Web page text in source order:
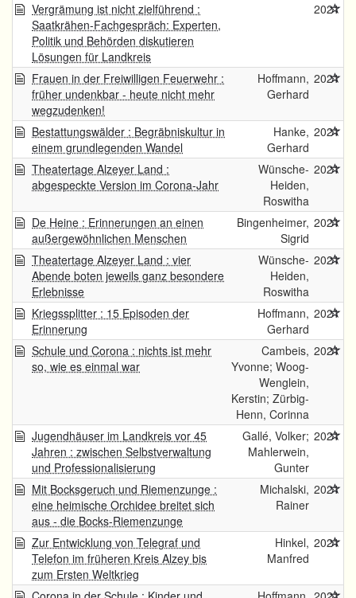
Vergrämung ist nicht zielführend :
Saatkrähen-Fachgespräch: Experten,
Politik und Behörden diskutieren
Lösungen für Landkreis
2021
Frauen in der Freiwilligen Feuerwehr :
früher undenkbar - heute nicht mehr
wegzudenken!
Hoffmann,
Gerhard
2021
Bestattungswälder : Begräbniskultur in
einem grundlegenden Wandel
Hanke,
Gerhard
2021
Theatertage Alzeyer Land :
abgespeckte Version im Corona-Jahr
Wünsche-
Heiden,
Roswitha
2021
De Heine : Erinnerungen an einen
außergewöhnlichen Menschen
Bingenheimer,
Sigrid
2021
Theatertage Alzeyer Land : vier
Abende boten jeweils ganz besondere
Erlebnisse
Wünsche-
Heiden,
Roswitha
2021
Kriegssplitter : 15 Episoden der
Erinnerung
Hoffmann,
Gerhard
2021
Schule und Corona : nichts ist mehr
so, wie es einmal war
Cambeis,
Yvonne; Woog-
Wenglein,
Kerstin; Zürbig-
Henn, Corinna
2021
Jugendhäuser im Landkreis vor 45
Jahren : zwischen Selbstverwaltung
und Professionalisierung
Gallé, Volker;
Mahlerwein,
Gunter
2021
Mit Bocksgeruch und Riemenzunge :
eine heimische Orchidee breitet sich
aus - die Bocks-Riemenzunge
Michalski,
Rainer
2021
Zur Entwicklung von Telegraf und
Telefon im früheren Kreis Alzey bis
zum Ersten Weltkrieg
Hinkel,
Manfred
2021